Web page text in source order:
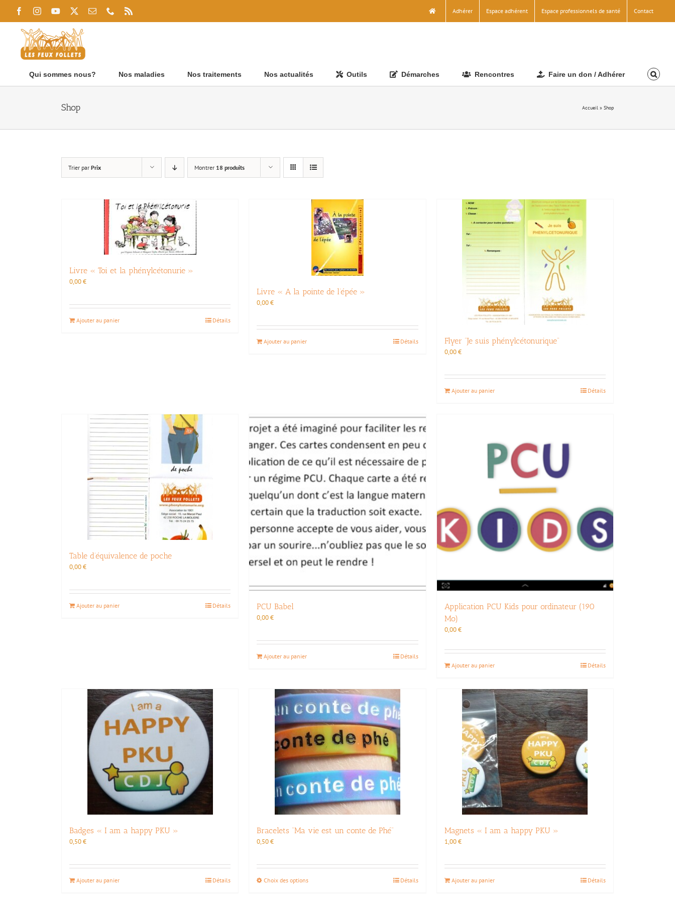
contenu
FacebookInstagramYouTube Email Téléphone Adhérer Espace adhérent Espace professionnels de santé Contact
Qui sommes nous? Nos maladies Nos traitements Nos actualités Outils Démarches Rencontres Faire un don / Adhérer
Shop Accueil » Shop
Trier par Prix Montrer 18 produits
Livre « Toi et la phénylcétonurie »
0,00€
Ajouter au panier Détails
Livre « A la pointe de l’épée »
0,00€
Ajouter au panier Détails Flyer “Je suis phénylcétonurique”
0,00€
Ajouter au panier Détails
Table d’équivalence de poche
0,00€
Ajouter au panier Détails PCU Babel
0,00€
Ajouter au panier Détails
Application PCU Kids pour ordinateur (190
Mo)
0,00€
Ajouter au panier Détails
Badges « I am a happy PKU »
0,50€
Ajouter au panier Détails
Bracelets “Ma vie est un conte de Phé”
0,50€
Choix des optionsCe
Détails
Magnets « I am a happy PKU »
1,00€
Ajouter au panier Détails